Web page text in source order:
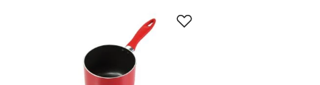
orazrondelkido przygotowywania
jednoporcjowych pyszności każdego rodzaju. Możesz w
nich przygotować na przykład jajko sadzone, naleśnik,
porcję mięsa czy tost. Naczynia te zostały wyposażone w